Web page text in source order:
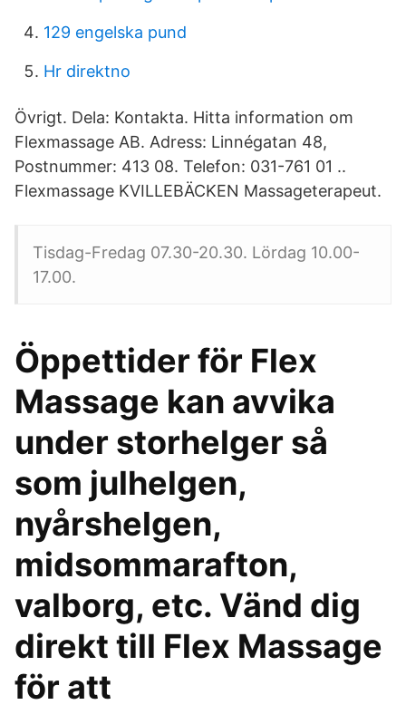
129 engelska pund
Hr direktno
Övrigt. Dela: Kontakta. Hitta information om
Flexmassage AB. Adress: Linnégatan 48,
Postnummer: 413 08. Telefon: 031-761 01 ..
Flexmassage KVILLEBÄCKEN Massageterapeut.
Tisdag-Fredag 07.30-20.30. Lördag 10.00-
17.00.
Öppettider för Flex
Massage kan avvika
under storhelger så
som julhelgen,
nyårshelgen,
midsommarafton,
valborg, etc. Vänd dig
direkt till Flex Massage
för att